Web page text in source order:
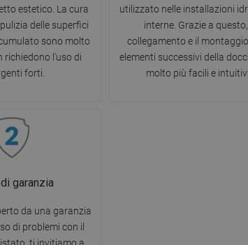
estetico. La cura
delle superfici
sono molto
richiedono l'uso di
forti.
utilizzato nelle installazioni
interne. Grazie a questo,
collegamento e il
elementi successivi della
molto più facili e intuitivi.
garanzia
da una garanzia
di problemi con il